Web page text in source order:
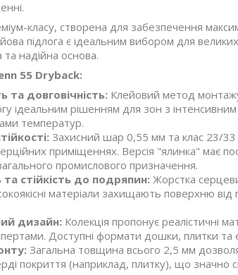
класу, створена для забезпечення
підлога є ідеальним вибором для
та надійна основа.
55 Dryback:
та довговічність: Клейовий метод
ідеальним рішенням для зон з
температур.
Захисний шар 0,55 мм та клас 23/33
приміщеннях. Версія "ялинка" має
промислового призначення.
стійкість до подряпин: Жорстка
матеріали захищають поверхню
дизайн: Колекція пропонує реалістичні
Доступні формати дошки, плитки та
Загальна товщина всього 2,5 мм
покриття (наприклад, плитку), що значно